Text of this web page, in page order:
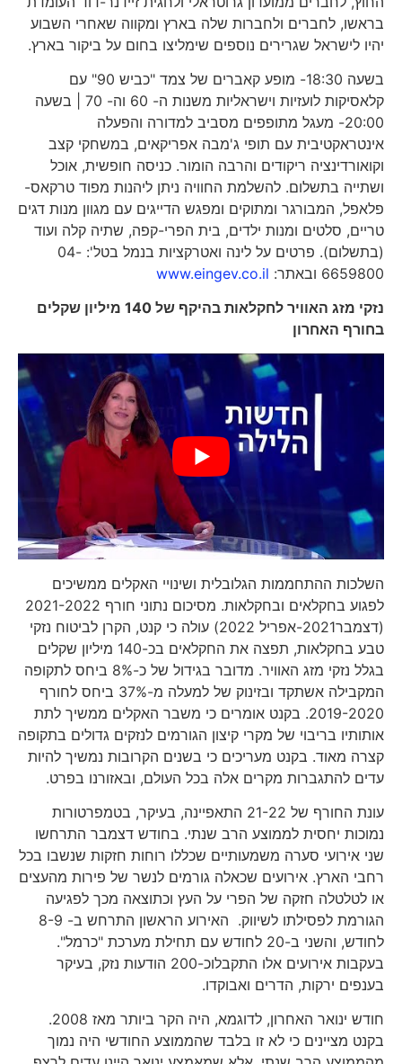
בראשו, לחברים ולחברות שלה בארץ ומקווה שאחרי השבוע
יהיו לישראל שגרירים נוספים שימליצו בחום על ביקור בארץ.
בשעה 18:30- מופע קאברים של צמד "כביש 90" עם
קלאסיקות לועזיות וישראליות משנות ה- 60 וה- 70 | בשעה
20:00- מעגל מתופפים מסביב למדורה והפעלה
אינטראקטיבית עם תופי ג'מבה אפריקאים, במשחקי קצב
וקואורדינציה ריקודים והרבה הומור. כניסה חופשית, אוכל
ושתייה בתשלום. להשלמת החוויה ניתן ליהנות מפוד טרקאס-
פלאפל, המבורגר ומתוקים ומפגש הדייגים עם מגוון מנות דגים
טריים, סלטים ומנות ילדים, בית הפרי-קפה, שתיה קלה ועוד
(בתשלום). פרטים על לינה ואטרקציות בנמל בטל': 04-
6659800 ובאתר:
www.eingev.co.il
נזקי מזג האוויר לחקלאות בהיקף של 140 מיליון שקלים
בחורף האחרון
השלכות ההתחממות הגלובלית ושינויי האקלים ממשיכים
לפגוע בחקלאים ובחקלאות. מסיכום נתוני חורף 2021-2022
(דצמבר2021-אפריל 2022) עולה כי קנט, הקרן לביטוח נזקי
טבע בחקלאות, תפצה את החקלאים בכ-140 מיליון שקלים
בגלל נזקי מזג האוויר. מדובר בגידול של כ-8% ביחס לתקופה
המקבילה אשתקד ובזינוק של למעלה מ-37% ביחס לחורף
2019-2020. בקנט אומרים כי משבר האקלים ממשיך לתת
אותותיו בריבוי של מקרי קיצון הגורמים לנזקים גדולים בתקופה
קצרה מאוד. בקנט מעריכים כי בשנים הקרובות נמשיך להיות
עדים להתגברות מקרים אלה בכל העולם, ובאזורנו בפרט.
עונת החורף של 21-22 התאפיינה, בעיקר, בטמפרטורות
נמוכות יחסית לממוצע הרב שנתי. בחודש דצמבר התרחשו
שני אירועי סערה משמעותיים שכללו רוחות חזקות שנשבו בכל
רחבי הארץ. אירועים שכאלה גורמים לנשר של פירות מהעצים
או לטלטלה חזקה של הפרי על העץ וכתוצאה מכך לפגיעה
הגורמת לפסילתו לשיווק. האירוע הראשון התרחש ב- 8-9
לחודש, והשני ב-20 לחודש עם תחילת מערכת "כרמל".
בעקבות אירועים אלו התקבלוכ-200 הודעות נזק, בעיקר
בענפים ירקות, הדרים ואבוקדו.
חודש ינואר האחרון, לדוגמא, היה הקר ביותר מאז 2008.
בקנט מציינים כי לא זו בלבד שהממוצע החודשי היה נמוך